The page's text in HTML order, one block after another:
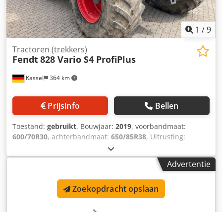
1 /9
Kassel 364 km
Tractoren (trekkers)
Fendt828 Vario S4 ProfiPlus
Prijsinfo Bellen
Toestand: gebruikt, Bouwjaar: 2019, voorbandmaat:
600/70R30, achterbandmaat: 650/85R38, Uitrusting:
luchtdrukrem, voorste aftakas
Variotronic werktuigbesturing, Power Beyond, retour
achter / drukloos, planetaire achteras, Vario-terminal 10,4
inch / Dcodpjuammmefx Acyek
Advertentie
Zoekopdracht opslaan